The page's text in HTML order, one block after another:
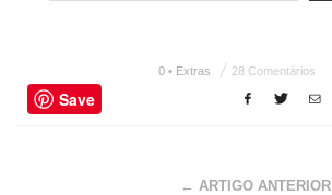
0 • Extras 28 Comentários
Save
← ARTIGO ANTERIOR